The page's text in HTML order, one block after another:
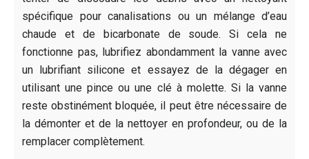
spécifique pour canalisations ou un mélange d’eau
chaude et de bicarbonate de soude. Si cela ne
fonctionne pas, lubrifiez abondamment la vanne avec
un lubrifiant silicone et essayez de la dégager en
utilisant une pince ou une clé à molette. Si la vanne
reste obstinément bloquée, il peut être nécessaire de
la démonter et de la nettoyer en profondeur, ou de la
remplacer complètement.